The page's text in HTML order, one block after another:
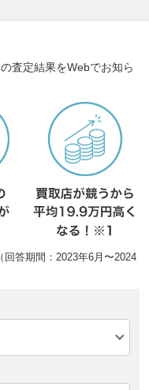
査定結果をWebでお知ら
答期間：2023年6月〜2024